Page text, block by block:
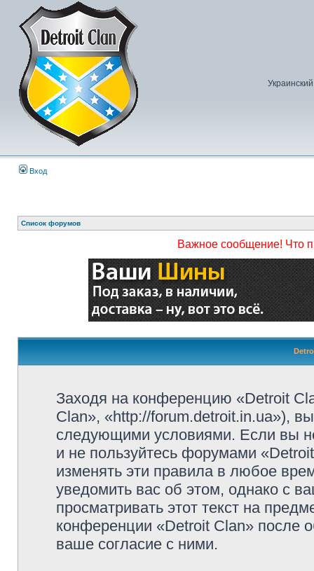
Вход
Список форумов
Важное сообщение! Что
Заходя на конференцию «Detroit
Clan», «http://forum.detroit.in.ua»),
следующими условиями. Если вы
и не пользуйтесь форумами
изменять эти правила в любое
уведомить вас об этом, однако с
просматривать этот текст на
конференции «Detroit Clan» после
ваше согласие с ними.